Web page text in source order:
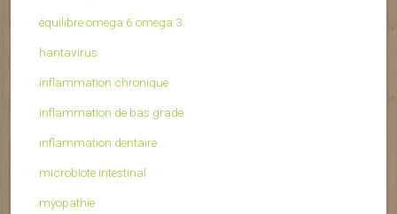
équilibre omega 6 omega 3
hantavirus
inflammation chronique
inflammation de bas grade
inflammation dentaire
microbiote intestinal
myopathie